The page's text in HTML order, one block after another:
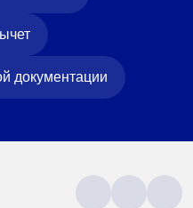
документации